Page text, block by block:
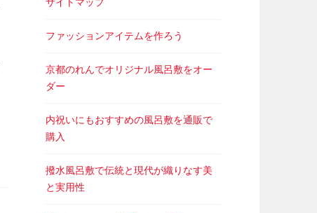
ファッションアイテムを作ろう
京都のれんでオリジナル風呂敷をオー
ダー
内祝いにもおすすめの風呂敷を通販で
購入
撥水風呂敷で伝統と現代が織りなす美
と実用性